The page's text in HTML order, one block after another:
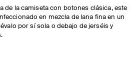
de la camiseta con botones clásica, este
en mezcla de lana fina en un
por sí sola o debajo de jerséis y